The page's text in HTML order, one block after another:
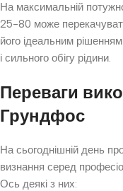
На максимальній
25-80 може
його ідеальним
і сильного обігу рідини.
Переваги
Грундфос
На сьогоднішній день
визнання серед
Ось деякі з них: